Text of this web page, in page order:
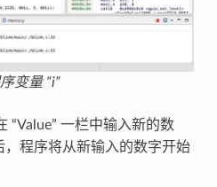
变量 “i”
“Value” 一栏中输入新的数
，程序将从新输入的数字开始